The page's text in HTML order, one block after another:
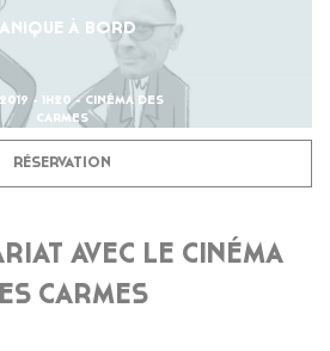
À BORD
- 1H20 - CINÉMA DES
CARMES
RÉSERVATION
AVEC LE CINÉMA
CARMES